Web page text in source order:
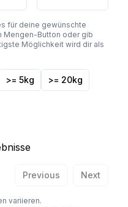
für deine gewünschte
Mengen-Button oder gib
Möglichkeit wird dir als
>= 5kg >= 20kg
Previous Next
variieren.